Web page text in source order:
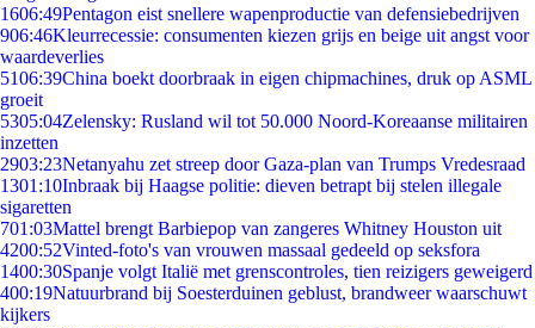
1606:49Pentagon eist snellere wapenproductie van defensiebedrijven
906:46Kleurrecessie: consumenten kiezen grijs en beige uit angst voor
waardeverlies
5106:39China boekt doorbraak in eigen chipmachines, druk op ASML
groeit
5305:04Zelensky: Rusland wil tot 50.000 Noord-Koreaanse militairen
inzetten
2903:23Netanyahu zet streep door Gaza-plan van Trumps Vredesraad
1301:10Inbraak bij Haagse politie: dieven betrapt bij stelen illegale
sigaretten
701:03Mattel brengt Barbiepop van zangeres Whitney Houston uit
4200:52Vinted-foto's van vrouwen massaal gedeeld op seksfora
1400:30Spanje volgt Italië met grenscontroles, tien reizigers geweigerd
400:19Natuurbrand bij Soesterduinen geblust, brandweer waarschuwt
kijkers